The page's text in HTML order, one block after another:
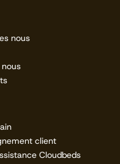
nous
client
Cloudbeds